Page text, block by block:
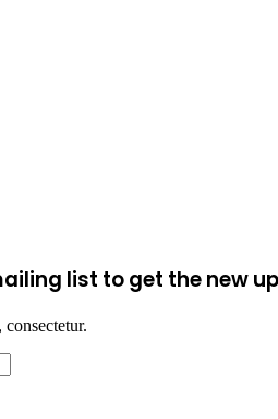
list to get the new